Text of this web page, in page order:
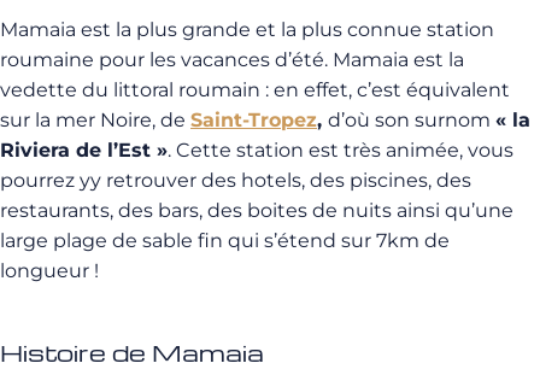
Mamaia est la plus grande et la plus connue station
roumaine pour les vacances d’été. Mamaia est la
vedette du littoral roumain : en effet, c’est équivalent
sur la mer Noire, de Saint-Tropez, d’où son surnom « la
Riviera de l’Est ». Cette station est très animée, vous
pourrez yy retrouver des hotels, des piscines, des
restaurants, des bars, des boites de nuits ainsi qu’une
large plage de sable fin qui s’étend sur 7km de
longueur !
Histoire de Mamaia